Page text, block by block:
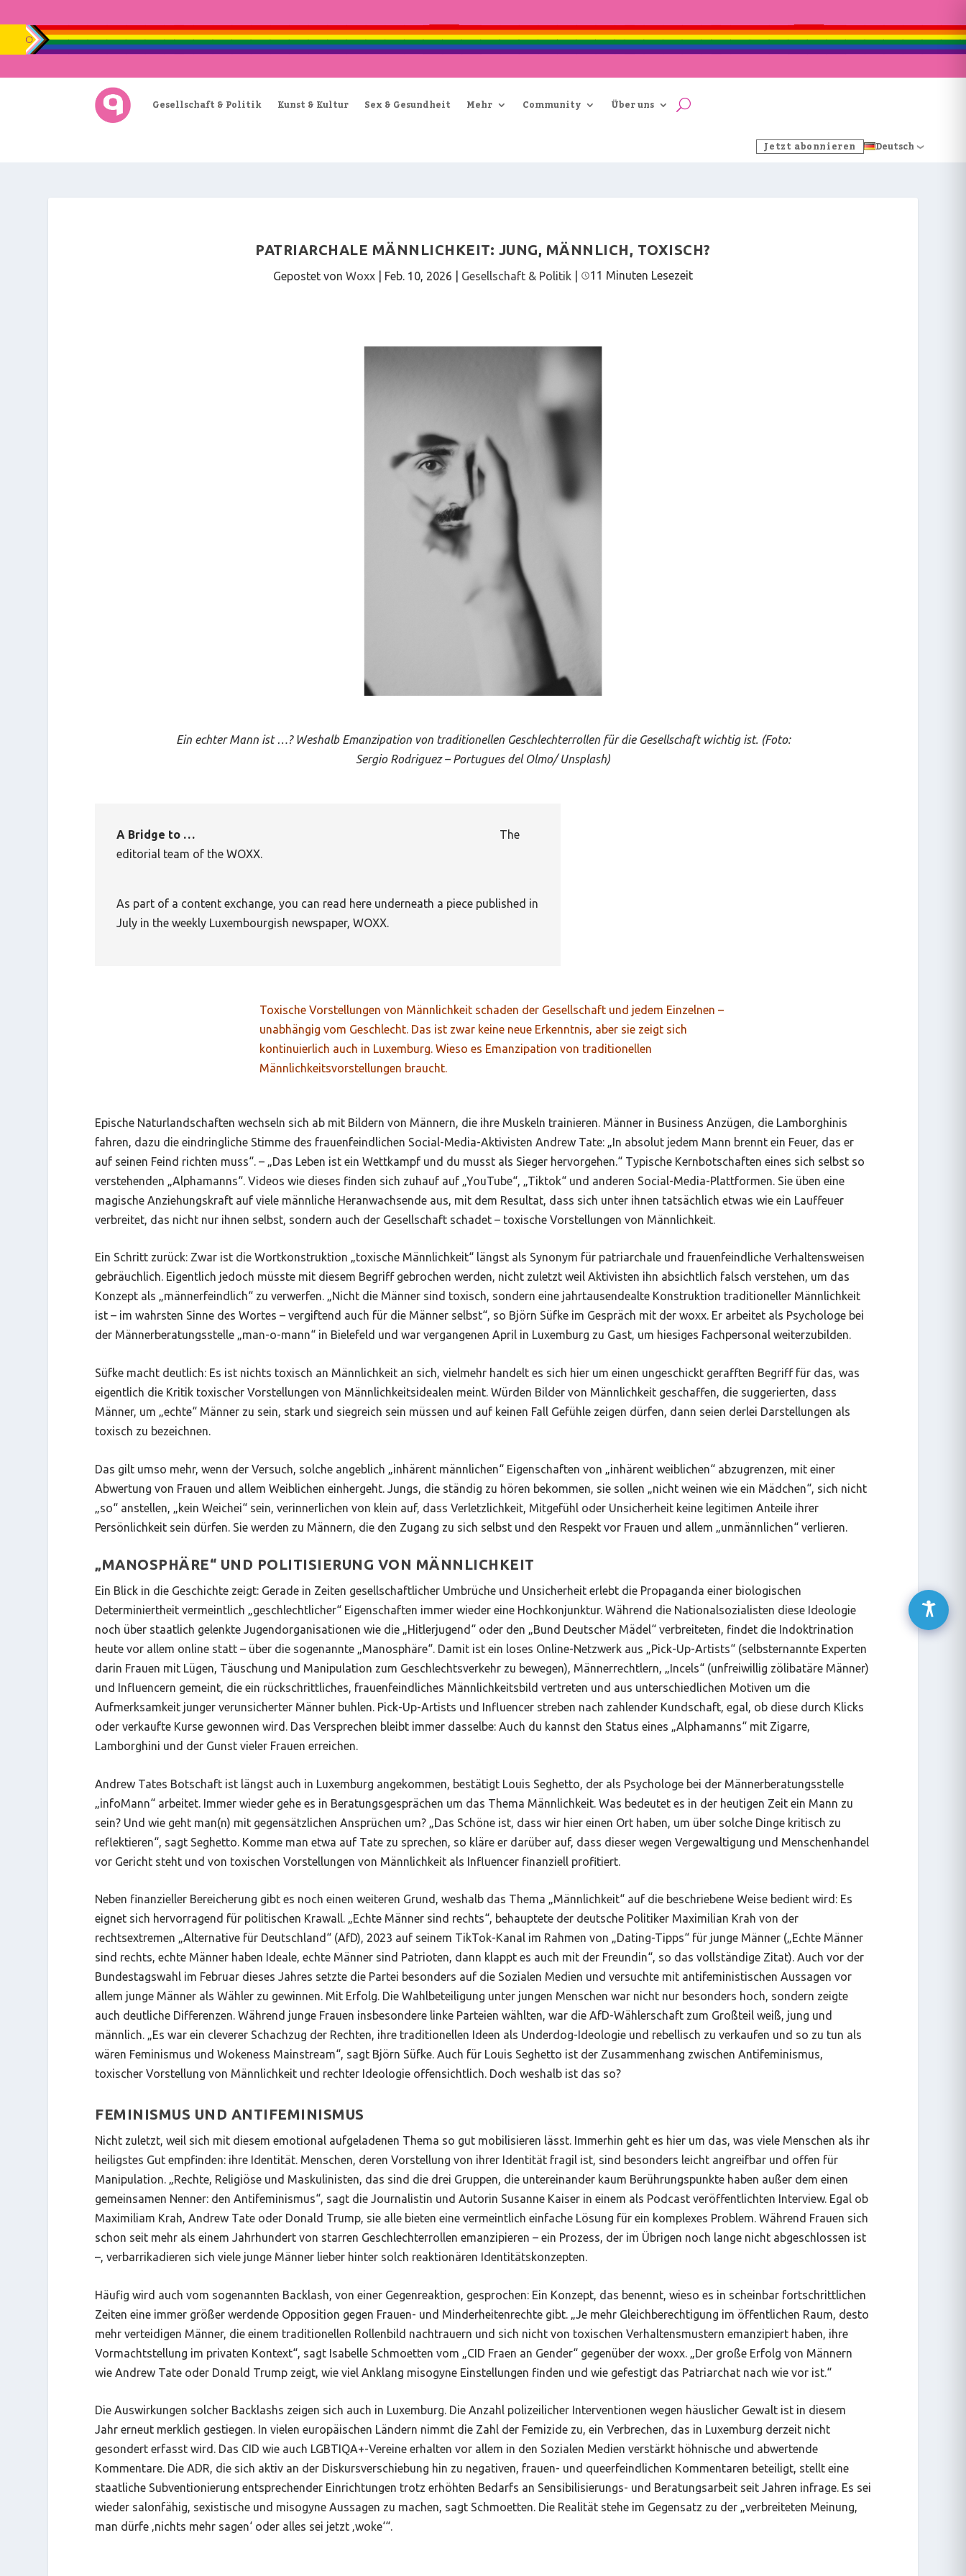
Gesellschaft & Politik Kunst & Kultur Sex & Gesundheit Mehr Community Über uns
Jetzt abonnieren Deutsch
PATRIARCHALE MÄNNLICHKEIT: JUNG, MÄNNLICH, TOXISCH?
Gepostet von Woxx Feb. 10, 2026 Gesellschaft & Politik 11 Minuten Lesezeit
Ein echter Mann ist …? Weshalb Emanzipation von traditionellen Geschlechterrollen für die Gesellschaft wichtig ist. (Foto:
Sergio Rodriguez – Portugues del Olmo/ Unsplash)
A Bridge to … The
editorial team of the WOXX.
As part of a content exchange, you can read here underneath a piece published in
July in the weekly Luxembourgish newspaper, WOXX.
Toxische Vorstellungen von Männlichkeit schaden der Gesellschaft und jedem Einzelnen –
unabhängig vom Geschlecht. Das ist zwar keine neue Erkenntnis, aber sie zeigt sich
kontinuierlich auch in Luxemburg. Wieso es Emanzipation von traditionellen
Männlichkeitsvorstellungen braucht.
Epische Naturlandschaften wechseln sich ab mit Bildern von Männern, die ihre Muskeln trainieren. Männer in Business Anzügen, die Lamborghinis
fahren, dazu die eindringliche Stimme des frauenfeindlichen Social-Media-Aktivisten Andrew Tate: „In absolut jedem Mann brennt ein Feuer, das er
auf seinen Feind richten muss“. – „Das Leben ist ein Wettkampf und du musst als Sieger hervorgehen.“ Typische Kernbotschaften eines sich selbst so
verstehenden „Alphamanns“. Videos wie dieses finden sich zuhauf auf „YouTube“, „Tiktok“ und anderen Social-Media-Plattformen. Sie üben eine
magische Anziehungskraft auf viele männliche Heranwachsende aus, mit dem Resultat, dass sich unter ihnen tatsächlich etwas wie ein Lauffeuer
verbreitet, das nicht nur ihnen selbst, sondern auch der Gesellschaft schadet – toxische Vorstellungen von Männlichkeit.
Ein Schritt zurück: Zwar ist die Wortkonstruktion „toxische Männlichkeit“ längst als Synonym für patriarchale und frauenfeindliche Verhaltensweisen
gebräuchlich. Eigentlich jedoch müsste mit diesem Begriff gebrochen werden, nicht zuletzt weil Aktivisten ihn absichtlich falsch verstehen, um das
Konzept als „männerfeindlich“ zu verwerfen. „Nicht die Männer sind toxisch, sondern eine jahrtausendealte Konstruktion traditioneller Männlichkeit
ist – im wahrsten Sinne des Wortes – vergiftend auch für die Männer selbst“, so Björn Süfke im Gespräch mit der woxx. Er arbeitet als Psychologe bei
der Männerberatungsstelle „man-o-mann“ in Bielefeld und war vergangenen April in Luxemburg zu Gast, um hiesiges Fachpersonal weiterzubilden.
Süfke macht deutlich: Es ist nichts toxisch an Männlichkeit an sich, vielmehr handelt es sich hier um einen ungeschickt gerafften Begriff für das, was
eigentlich die Kritik toxischer Vorstellungen von Männlichkeitsidealen meint. Würden Bilder von Männlichkeit geschaffen, die suggerierten, dass
Männer, um „echte“ Männer zu sein, stark und siegreich sein müssen und auf keinen Fall Gefühle zeigen dürfen, dann seien derlei Darstellungen als
toxisch zu bezeichnen.
Das gilt umso mehr, wenn der Versuch, solche angeblich „inhärent männlichen“ Eigenschaften von „inhärent weiblichen“ abzugrenzen, mit einer
Abwertung von Frauen und allem Weiblichen einhergeht. Jungs, die ständig zu hören bekommen, sie sollen „nicht weinen wie ein Mädchen“, sich nicht
„so“ anstellen, „kein Weichei“ sein, verinnerlichen von klein auf, dass Verletzlichkeit, Mitgefühl oder Unsicherheit keine legitimen Anteile ihrer
Persönlichkeit sein dürfen. Sie werden zu Männern, die den Zugang zu sich selbst und den Respekt vor Frauen und allem „unmännlichen“ verlieren.
„MANOSPHÄRE“ UND POLITISIERUNG VON MÄNNLICHKEIT
Ein Blick in die Geschichte zeigt: Gerade in Zeiten gesellschaftlicher Umbrüche und Unsicherheit erlebt die Propaganda einer biologischen
Determiniertheit vermeintlich „geschlechtlicher“ Eigenschaften immer wieder eine Hochkonjunktur. Während die Nationalsozialisten diese Ideologie
noch über staatlich gelenkte Jugendorganisationen wie die „Hitlerjugend“ oder den „Bund Deutscher Mädel“ verbreiteten, findet die Indoktrination
heute vor allem online statt – über die sogenannte „Manosphäre“. Damit ist ein loses Online-Netzwerk aus „Pick-Up-Artists“ (selbsternannte Experten
darin Frauen mit Lügen, Täuschung und Manipulation zum Geschlechtsverkehr zu bewegen), Männerrechtlern, „Incels“ (unfreiwillig zölibatäre Männer)
und Influencern gemeint, die ein rückschrittliches, frauenfeindliches Männlichkeitsbild vertreten und aus unterschiedlichen Motiven um die
Aufmerksamkeit junger verunsicherter Männer buhlen. Pick-Up-Artists und Influencer streben nach zahlender Kundschaft, egal, ob diese durch Klicks
oder verkaufte Kurse gewonnen wird. Das Versprechen bleibt immer dasselbe: Auch du kannst den Status eines „Alphamanns“ mit Zigarre,
Lamborghini und der Gunst vieler Frauen erreichen.
Andrew Tates Botschaft ist längst auch in Luxemburg angekommen, bestätigt Louis Seghetto, der als Psychologe bei der Männerberatungsstelle
„infoMann“ arbeitet. Immer wieder gehe es in Beratungsgesprächen um das Thema Männlichkeit. Was bedeutet es in der heutigen Zeit ein Mann zu
sein? Und wie geht man(n) mit gegensätzlichen Ansprüchen um? „Das Schöne ist, dass wir hier einen Ort haben, um über solche Dinge kritisch zu
reflektieren“, sagt Seghetto. Komme man etwa auf Tate zu sprechen, so kläre er darüber auf, dass dieser wegen Vergewaltigung und Menschenhandel
vor Gericht steht und von toxischen Vorstellungen von Männlichkeit als Influencer finanziell profitiert.
Neben finanzieller Bereicherung gibt es noch einen weiteren Grund, weshalb das Thema „Männlichkeit“ auf die beschriebene Weise bedient wird: Es
eignet sich hervorragend für politischen Krawall. „Echte Männer sind rechts“, behauptete der deutsche Politiker Maximilian Krah von der
rechtsextremen „Alternative für Deutschland“ (AfD), 2023 auf seinem TikTok-Kanal im Rahmen von „Dating-Tipps“ für junge Männer („Echte Männer
sind rechts, echte Männer haben Ideale, echte Männer sind Patrioten, dann klappt es auch mit der Freundin“, so das vollständige Zitat). Auch vor der
Bundestagswahl im Februar dieses Jahres setzte die Partei besonders auf die Sozialen Medien und versuchte mit antifeministischen Aussagen vor
allem junge Männer als Wähler zu gewinnen. Mit Erfolg. Die Wahlbeteiligung unter jungen Menschen war nicht nur besonders hoch, sondern zeigte
auch deutliche Differenzen. Während junge Frauen insbesondere linke Parteien wählten, war die AfD-Wählerschaft zum Großteil weiß, jung und
männlich. „Es war ein cleverer Schachzug der Rechten, ihre traditionellen Ideen als Underdog-Ideologie und rebellisch zu verkaufen und so zu tun als
wären Feminismus und Wokeness Mainstream“, sagt Björn Süfke. Auch für Louis Seghetto ist der Zusammenhang zwischen Antifeminismus,
toxischer Vorstellung von Männlichkeit und rechter Ideologie offensichtlich. Doch weshalb ist das so?
FEMINISMUS UND ANTIFEMINISMUS
Nicht zuletzt, weil sich mit diesem emotional aufgeladenen Thema so gut mobilisieren lässt. Immerhin geht es hier um das, was viele Menschen als ihr
heiligstes Gut empfinden: ihre Identität. Menschen, deren Vorstellung von ihrer Identität fragil ist, sind besonders leicht angreifbar und offen für
Manipulation. „Rechte, Religiöse und Maskulinisten, das sind die drei Gruppen, die untereinander kaum Berührungspunkte haben außer dem einen
gemeinsamen Nenner: den Antifeminismus“, sagt die Journalistin und Autorin Susanne Kaiser in einem als Podcast veröffentlichten Interview. Egal ob
Maximiliam Krah, Andrew Tate oder Donald Trump, sie alle bieten eine vermeintlich einfache Lösung für ein komplexes Problem. Während Frauen sich
schon seit mehr als einem Jahrhundert von starren Geschlechterrollen emanzipieren – ein Prozess, der im Übrigen noch lange nicht abgeschlossen ist
–, verbarrikadieren sich viele junge Männer lieber hinter solch reaktionären Identitätskonzepten.
Häufig wird auch vom sogenannten Backlash, von einer Gegenreaktion, gesprochen: Ein Konzept, das benennt, wieso es in scheinbar fortschrittlichen
Zeiten eine immer größer werdende Opposition gegen Frauen- und Minderheitenrechte gibt. „Je mehr Gleichberechtigung im öffentlichen Raum, desto
mehr verteidigen Männer, die einem traditionellen Rollenbild nachtrauern und sich nicht von toxischen Verhaltensmustern emanzipiert haben, ihre
Vormachtstellung im privaten Kontext“, sagt Isabelle Schmoetten vom „CID Fraen an Gender“ gegenüber der woxx. „Der große Erfolg von Männern
wie Andrew Tate oder Donald Trump zeigt, wie viel Anklang misogyne Einstellungen finden und wie gefestigt das Patriarchat nach wie vor ist.“
Die Auswirkungen solcher Backlashs zeigen sich auch in Luxemburg. Die Anzahl polizeilicher Interventionen wegen häuslicher Gewalt ist in diesem
Jahr erneut merklich gestiegen. In vielen europäischen Ländern nimmt die Zahl der Femizide zu, ein Verbrechen, das in Luxemburg derzeit nicht
gesondert erfasst wird. Das CID wie auch LGBTIQA+-Vereine erhalten vor allem in den Sozialen Medien verstärkt höhnische und abwertende
Kommentare. Die ADR, die sich aktiv an der Diskursverschiebung hin zu negativen, frauen- und queerfeindlichen Kommentaren beteiligt, stellt eine
staatliche Subventionierung entsprechender Einrichtungen trotz erhöhten Bedarfs an Sensibilisierungs- und Beratungsarbeit seit Jahren infrage. Es sei
wieder salonfähig, sexistische und misogyne Aussagen zu machen, sagt Schmoetten. Die Realität stehe im Gegensatz zu der „verbreiteten Meinung,
man dürfe ‚nichts mehr sagen‘ oder alles sei jetzt ‚woke‘“.